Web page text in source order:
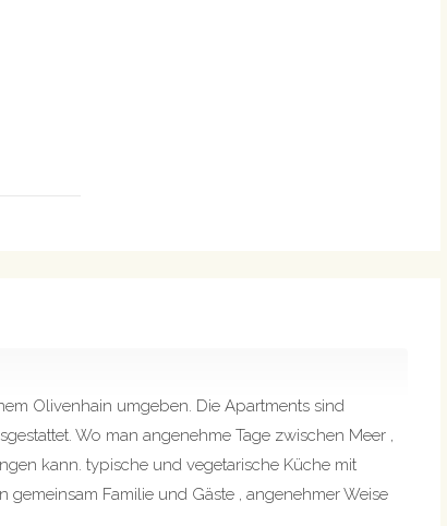
Olivenhain umgeben. Die Apartments sind
Wo man angenehme Tage zwischen Meer ,
kann. typische und vegetarische Küche mit
Familie und Gäste , angenehmer Weise